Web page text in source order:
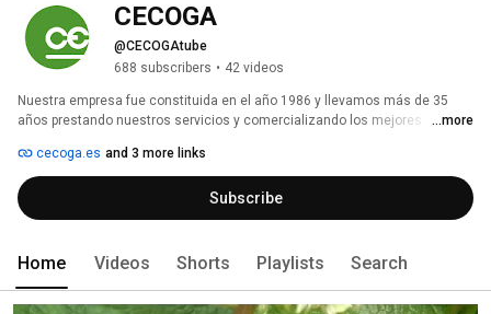
CECOGA
@CECOGAtube
688 subscribers • 42 videos
Nuestra empresa fue constituida en el año 1986 y llevamos más de 35
años prestando nuestros servicios y comercializando los mejores
especializadas en toda la Ribera del Duero.
...more
cecoga.es and 3 more links
Subscribe
Home Videos Shorts Playlists Search